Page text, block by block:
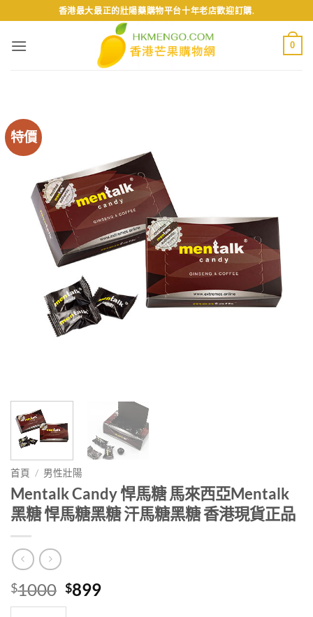
to
content
香港最大最正的壯陽藥購物平台十年老店歡迎訂購.
0
特價
首頁 / 男性壯陽
Mentalk Candy 悍馬糖 馬來西亞Mentalk
黑糖 悍馬糖黑糖 汗馬糖黑糖 香港現貨正品
$1000 Original
price
$899Current